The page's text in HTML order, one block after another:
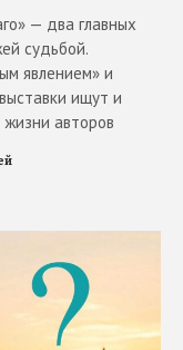
— два главных
судьбой.
явлением» и
ищут и
авторов